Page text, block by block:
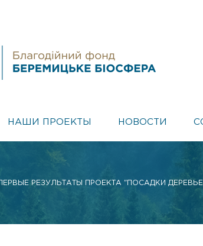
НАШИ ПРОЕКТЫ НОВОСТИ
ПЕРВЫЕ РЕЗУЛЬТАТЫ ПРОЕКТА "ПОСАДКИ